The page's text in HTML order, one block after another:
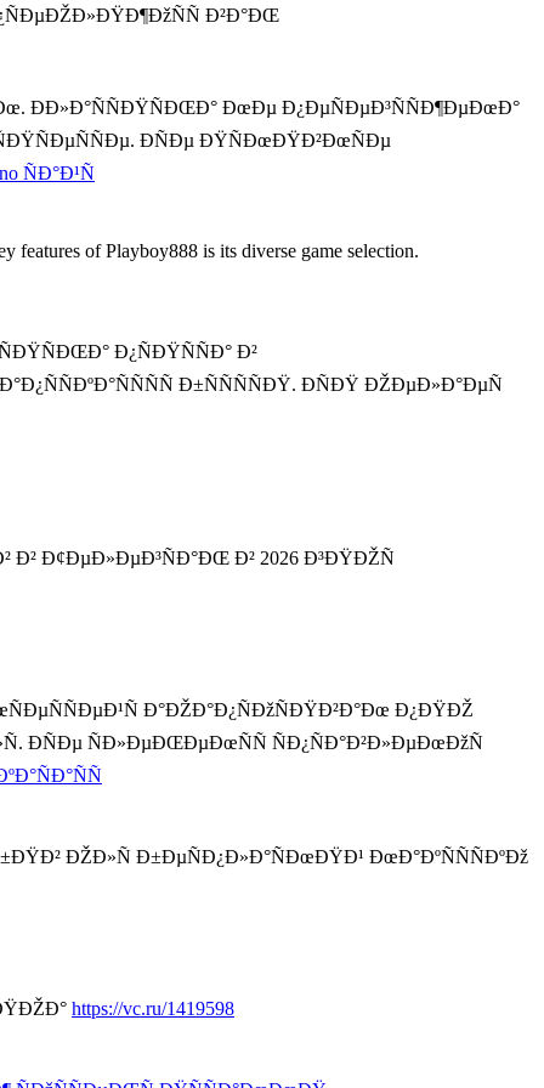
Ð²Ð°ÐŒ
ÐÐ»Ð°ÑÑÐŸÑÐŒÐ° ÐœÐµ Ð¿ÐµÑÐµÐ³ÑÑÐ¶ÐµÐœÐ°
ÐÑÐµ ÐŸÑÐœÐŸÐ²ÐœÑÐµ
ÑÐ°Ð¹Ñ
features of Playboy888 is its diverse game selection.
Ð¿ÑÐŸÑÑÐ° Ð²
Ð±ÑÑÑÑÐŸ. Ð­ÑÐŸ ÐŽÐµÐ»Ð°ÐµÑ
Ð² Ð¢ÐµÐ»ÐµÐ³ÑÐ°ÐŒ Ð² 2026 Ð³ÐŸÐŽÑ
Ð°ÐŽÐ°Ð¿ÑÐžÑÐŸÐ²Ð°Ðœ Ð¿ÐŸÐŽ
ÐÑÐµ ÑÐ»ÐµÐŒÐµÐœÑÑ ÑÐ¿ÑÐ°Ð²Ð»ÐµÐœÐžÑ
ÐŽÐ»Ñ Ð±ÐµÑÐ¿Ð»Ð°ÑÐœÐŸÐ¹ ÐœÐ°ÐºÑÑÑÐºÐž
https://vc.ru/1419598